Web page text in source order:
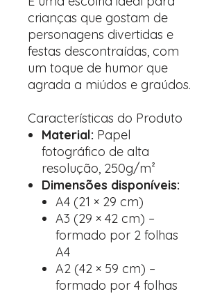
crianças que gostam de
personagens divertidas e
festas descontraídas, com
um toque de humor que
agrada a miúdos e graúdos.
Características do Produto
Material: Papel
fotográfico de alta
resolução, 250g/m²
Dimensões disponíveis:
A4 (21 × 29 cm)
A3 (29 × 42 cm) –
formado por 2 folhas
A4
A2 (42 × 59 cm) –
formado por 4 folhas